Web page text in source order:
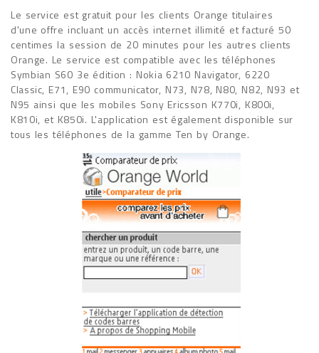
Le service est gratuit pour les clients Orange titulaires
d'une offre incluant un accès internet illimité et facturé 50
centimes la session de 20 minutes pour les autres clients
Orange. Le service est compatible avec les téléphones
Symbian S60 3e édition : Nokia 6210 Navigator, 6220
Classic, E71, E90 communicator, N73, N78, N80, N82, N93 et
N95 ainsi que les mobiles Sony Ericsson K770i, K800i,
K810i, et K850i. L'application est également disponible sur
tous les téléphones de la gamme Ten by Orange.